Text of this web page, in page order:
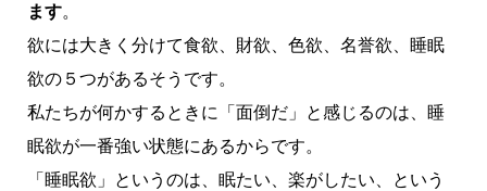
ます。
欲には大きく分けて食欲、財欲、色欲、名誉欲、睡眠
欲の５つがあるそうです。
私たちが何かするときに「面倒だ」と感じるのは、睡
眠欲が一番強い状態にあるからです。
「睡眠欲」というのは、眠たい、楽がしたい、という